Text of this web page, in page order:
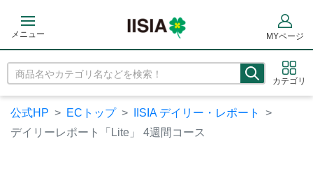
メニュー
カテゴリ
MYページ
公式HP ECトップ
IISIA デイリー・レポート
デイリーレポート「Lite」 4週間コース